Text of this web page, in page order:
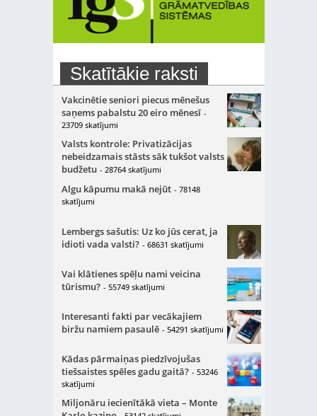
Skatītākie raksti
Vakcinētie seniori piecus mēnešus
saņems pabalstu 20 eiro mēnesī -
23709 skatījumi
Valsts kontrole: Privatizācijas
nebeidzamais stāsts sāk tukšot valsts
budžetu - 28764 skatījumi
Algu kāpumu makā nejūt - 78148
skatījumi
Lembergs sašutis: Uz ko jūs cerat, ja
idioti vada valsti? - 68631 skatījumi
Vai klātienes spēļu nami veicina
tūrismu? - 55749 skatījumi
Interesanti fakti par vecākajiem
biržu namiem pasaulē - 54291 skatījumi
Kādas pārmaiņas piedzīvojušas
tiešsaistes spēles gadu gaitā? - 53246
skatījumi
Miljonāru iecienītākā vieta – Monte